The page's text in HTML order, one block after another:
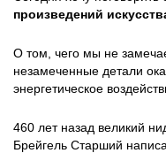
произведений
О том, чего мы не
незамеченные детали
энергетическое
460 лет назад великий
Брейгель Старший